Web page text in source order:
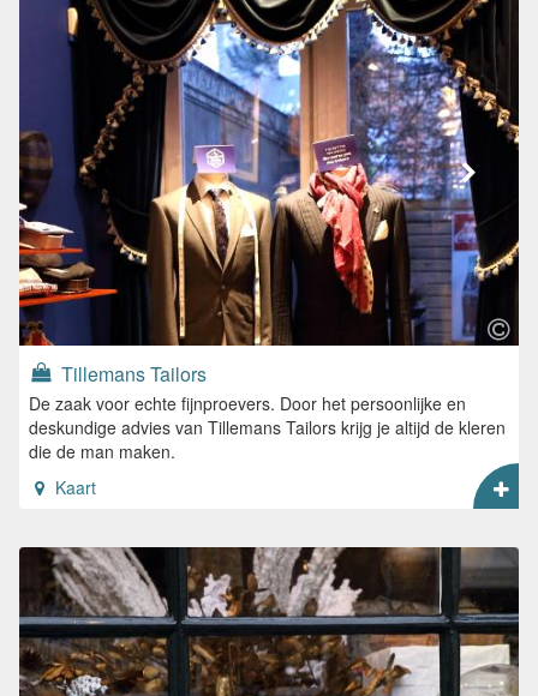
Tillemans Tailors
De zaak voor echte fijnproevers. Door het persoonlijke en
deskundige advies van Tillemans Tailors krijg je altijd de kleren
die de man maken.
Kaart